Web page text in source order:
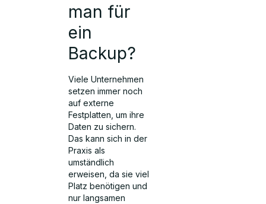
man für
ein
Backup?
Viele Unternehmen
setzen immer noch
auf externe
Festplatten, um ihre
Daten zu sichern.
Das kann sich in der
Praxis als
umständlich
erweisen, da sie viel
Platz benötigen und
nur langsamen